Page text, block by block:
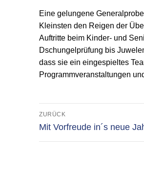
Eine gelungene
Kleinsten den Reigen der
Auftritte beim Kinder- und
Dschungelprüfung bis
dass sie ein eingespieltes
Programmveranstaltungen
ZURÜCK
Vorheriger
Mit Vorfreude in´s neue